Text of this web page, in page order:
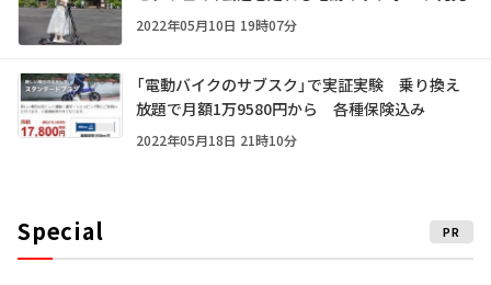
2022年05月10日 19時07分
「電動バイクのサブスク」で実証実験 乗り換え
放題で月額1万9580円から 各種保険込み
2022年05月18日 21時10分
Special PR